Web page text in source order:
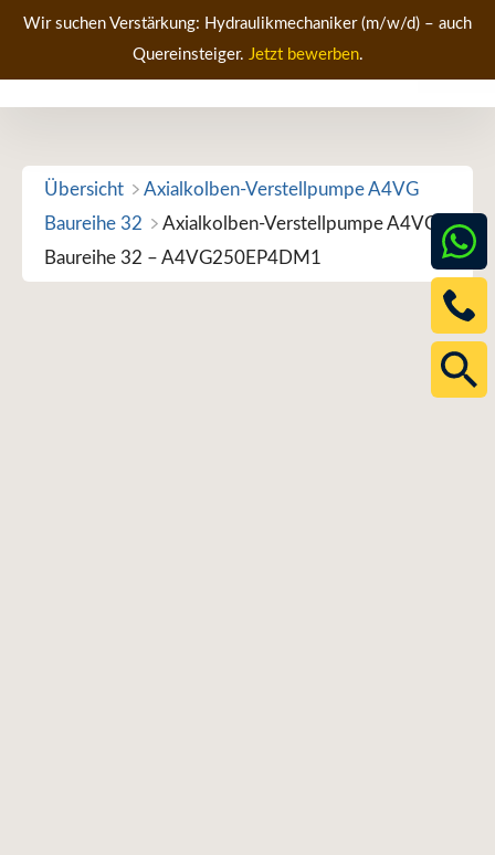
Zum
springen
Wir suchen Verstärkung: Hydraulikmechaniker (m/w/d) – auch
Quereinsteiger. Jetzt bewerben.
Übersicht
Axialkolben-Verstellpumpe A4VG
Baureihe 32
Axialkolben-Verstellpumpe A4VG
Baureihe 32 – A4VG250EP4DM1